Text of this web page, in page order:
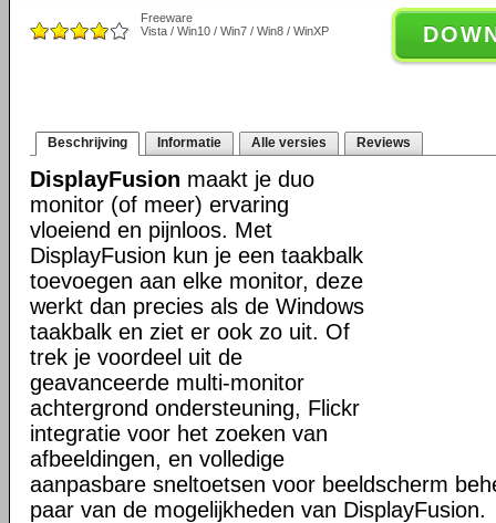
Freeware
Vista / Win10 / Win7 / Win8 / WinXP
Beschrijving Informatie Alle versies Reviews
DisplayFusion maakt je duo
monitor (of meer) ervaring
vloeiend en pijnloos. Met
DisplayFusion kun je een taakbalk
toevoegen aan elke monitor, deze
werkt dan precies als de Windows
taakbalk en ziet er ook zo uit. Of
trek je voordeel uit de
geavanceerde multi-monitor
achtergrond ondersteuning, Flickr
integratie voor het zoeken van
afbeeldingen, en volledige
aanpasbare sneltoetsen voor beeldscherm
paar van de mogelijkheden van DisplayFusion.